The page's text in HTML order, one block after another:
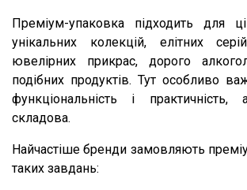
Преміум-упаковка підходить для
унікальних колекцій, елітних
ювелірних прикрас, дорого
подібних продуктів. Тут особливо
функціональність і
складова.
Найчастіше бренди замовляють
таких завдань: